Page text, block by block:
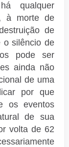
qualquer
à morte de
de
o silêncio de
pode ser
ainda não
de uma
por que
os eventos
de sua
volta de 62